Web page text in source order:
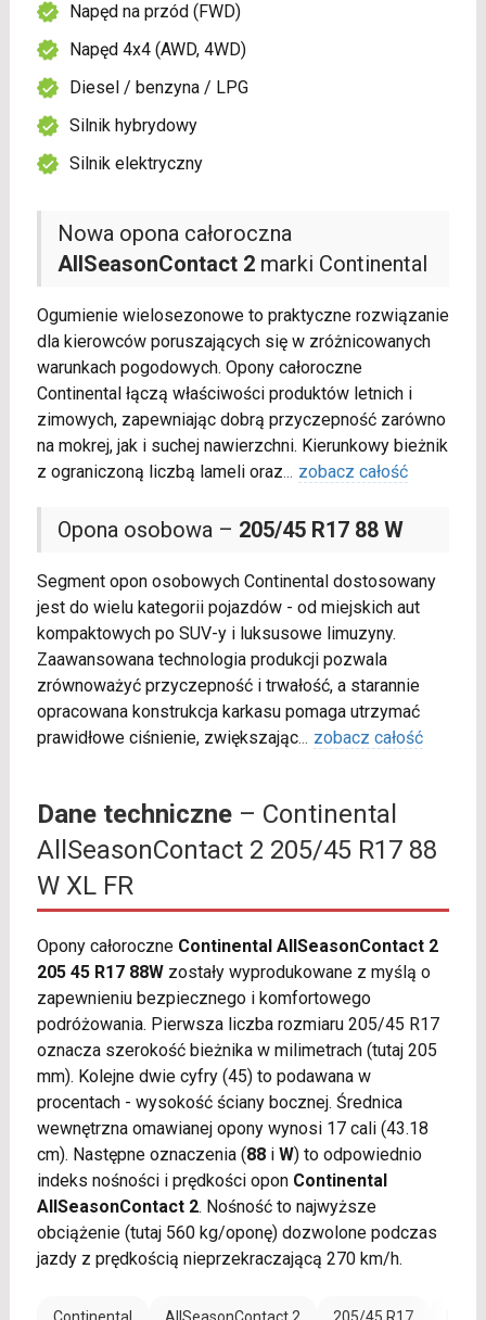
Nowa opona całoroczna
AllSeasonContact 2marki Continental
Ogumienie wielosezonowe to praktyczne rozwiązanie
dla kierowców poruszających się w zróżnicowanych
warunkach pogodowych. Opony całoroczne
Continental łączą właściwości produktów letnich i
zimowych, zapewniając dobrą przyczepność zarówno
na mokrej, jak i suchej nawierzchni. Kierunkowy bieżnik
z ograniczoną liczbą lameli oraz... zobacz całość
Opona osobowa – 205/45 R17 88 W
Segment opon osobowych Continental dostosowany
jest do wielu kategorii pojazdów - od miejskich aut
kompaktowych po SUV-y i luksusowe limuzyny.
Zaawansowana technologia produkcji pozwala
zrównoważyć przyczepność i trwałość, a starannie
opracowana konstrukcja karkasu pomaga utrzymać
prawidłowe ciśnienie, zwiększając... zobacz całość
Napęd na przód (FWD)
Napęd 4x4 (AWD, 4WD)
Diesel / benzyna / LPG
Silnik hybrydowy
Silnik elektryczny
Dane techniczne– Continental
AllSeasonContact 2 205/45 R17 88
W XL FR
Opony całoroczne Continental AllSeasonContact 2
205 45 R17 88Wzostały wyprodukowane z myślą o
zapewnieniu bezpiecznego i komfortowego
podróżowania. Pierwsza liczba rozmiaru 205/45 R17
oznacza szerokość bieżnika w milimetrach (tutaj 205
mm). Kolejne dwie cyfry (45) to podawana w
procentach - wysokość ściany bocznej. Średnica
wewnętrzna omawianej opony wynosi 17 cali (43.18
cm). Następne oznaczenia (88i W) to odpowiednio
indeks nośności i prędkości opon Continental
AllSeasonContact 2. Nośność to najwyższe
obciążenie (tutaj 560 kg/oponę) dozwolone podczas
jazdy z prędkością nieprzekraczającą 270 km/h.